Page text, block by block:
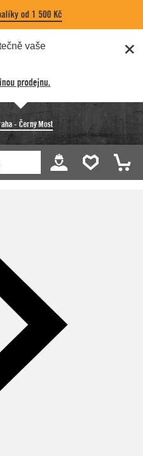
od 1 500 Kč
vaše
prodejnu.
- Černý Most